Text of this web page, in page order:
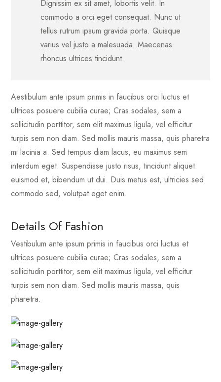
Dignissim ex sit amet, lobortis velit. In
commodo a orci eget consequat. Nunc ut
tellus rutrum ipsum gravida porta. Quisque
varius vel justo a malesuada. Maecenas
rhoncus ultrices tincidunt.
Aestibulum ante ipsum primis in faucibus orci luctus et
ultrices posuere cubilia curae; Cras sodales, sem a
sollicitudin porttitor, sem elit maximus ligula, vel efficitur
turpis sem non diam. Sed mollis mauris massa, quis pharetra
mi lacinia a. Sed tempus diam lacus, eu maximus sem
interdum eget. Suspendisse justo risus, tincidunt aliquet
euismod et, bibendum ut dui. Duis metus est, ultricies sed
commodo sed, volutpat eget enim.
Details Of Fashion
Vestibulum ante ipsum primis in faucibus orci luctus et
ultrices posuere cubilia curae; Cras sodales, sem a
sollicitudin porttitor, sem elit maximus ligula, vel efficitur
turpis sem non diam. Sed mollis mauris massa, quis
pharetra.